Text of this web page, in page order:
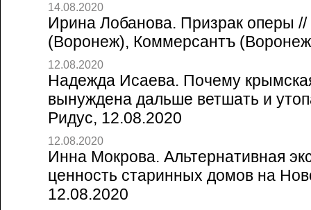
14.08.2020
Ирина Лобанова. Призрак оперы
(Воронеж), Коммерсантъ
12.08.2020
Надежда Исаева. Почему
вынуждена дальше ветшать и
Ридус, 12.08.2020
12.08.2020
Инна Мокрова. Альтернативная
ценность старинных домов на
12.08.2020